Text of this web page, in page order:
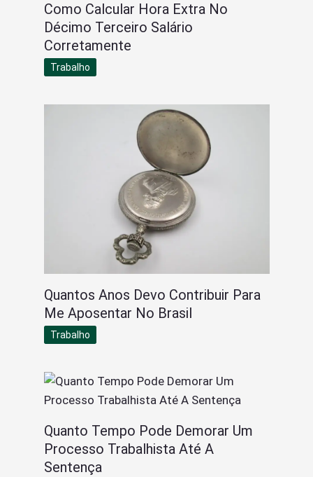
Como Calcular Hora Extra No
Décimo Terceiro Salário
Corretamente
Trabalho
Quantos Anos Devo Contribuir Para
Me Aposentar No Brasil
Trabalho
Quanto Tempo Pode Demorar Um
Processo Trabalhista Até A
Sentença